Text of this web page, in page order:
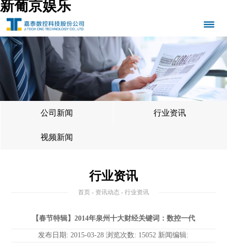
新葡京娱乐
公司新闻 行业资讯
视频新闻
行业资讯
首页 - 资讯动态 - 行业资讯
【春节特辑】2014年泉州十大财经关键词：数控一代
发布日期: 2015-03-28 浏览次数: 15052 新闻编辑: